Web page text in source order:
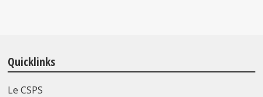
Quicklinks
Le CSPS